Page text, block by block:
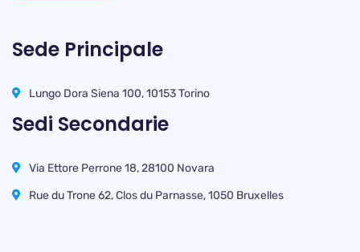
Sede Principale
Lungo Dora Siena 100, 10153 Torino
Sedi Secondarie
Via Ettore Perrone 18, 28100 Novara
Rue du Trone 62, Clos du Parnasse, 1050 Bruxelles